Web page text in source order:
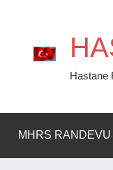
Hastane
MHRS RANDEVU